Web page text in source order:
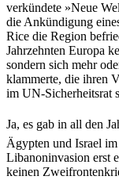
verkündete »Neue
die Ankündigung
Rice die Region
Jahrzehnten Europa
sondern sich mehr
klammerte, die ihren
im UN-Sicherheitsrat
Ja, es gab in all den
Ägypten und Israel im
Libanoninvasion erst
keinen